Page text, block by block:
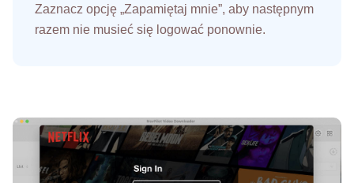
Zaznacz opcję „Zapamiętaj mnie”, aby następnym
razem nie musieć się logować ponownie.